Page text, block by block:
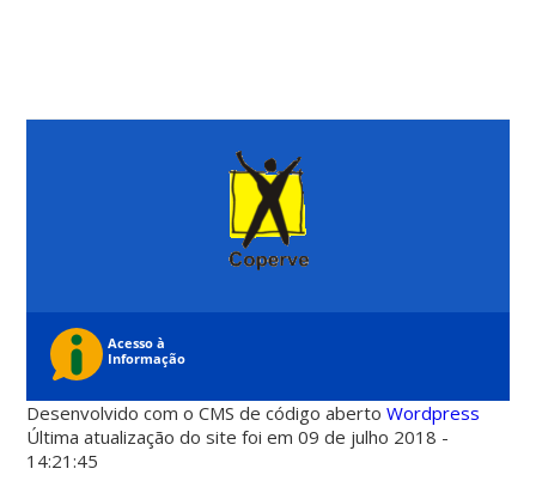
Desenvolvido com o CMS de código abertoWordpress
Última atualização do site foi em 09 de julho 2018 -
14:21:45